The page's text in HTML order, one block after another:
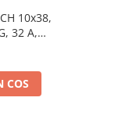
10x38,
32 A,
COS